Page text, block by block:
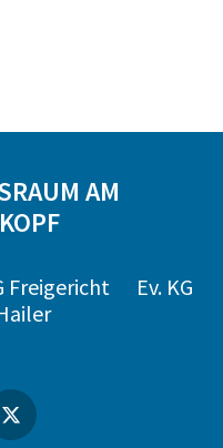
AM
Freigericht
Ev. KG